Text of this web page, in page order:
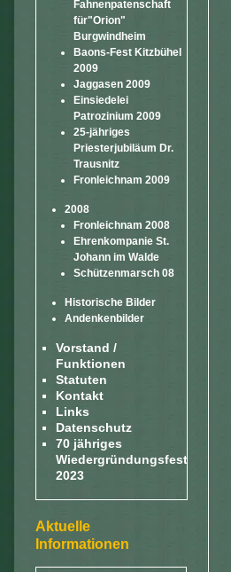
Fahnenpatenschaft
für"Orion"
Burgwindheim
Baons-Fest Kitzbühel
2009
Jaggasen 2009
Einsiedelei
Patrozinium 2009
25-jähriges
Priesterjubiläum Dr.
Trausnitz
Fronleichnam 2009
2008
Fronleichnam 2008
Ehrenkompanie St.
Johann im Walde
Schützenmarsch 08
Historische Bilder
Andenkenbilder
Vorstand /
Funktionen
Statuten
Kontakt
Links
Datenschutz
70 jähriges
Wiedergründungsfest
2023
Aktuelle
Informationen